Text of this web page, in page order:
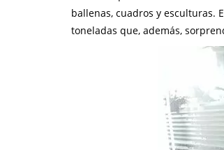
ballenas, cuadros y esculturas.
toneladas que, además,